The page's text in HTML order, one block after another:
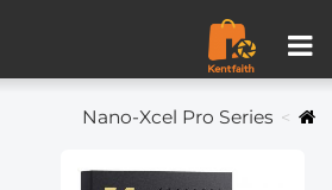
Nano-Xcel Pro Series